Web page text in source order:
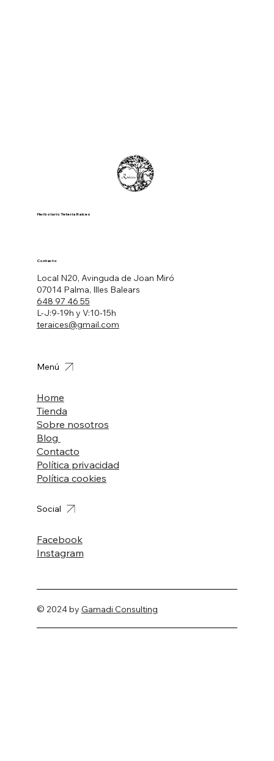
Herbolario Tetería Raíces
© 2024 by Gamadi Consulting
Local N20, Avinguda de Joan Miró
07014 Palma, Illes Balears
648 97 46 55
L-J:9-19h y V:10-15h
teraices@gmail.com
Contacto
Home
Tienda
Sobre nosotros
Blog
Contacto
Política privacidad
Política cookies
Menú
Facebook
Instagram
Social